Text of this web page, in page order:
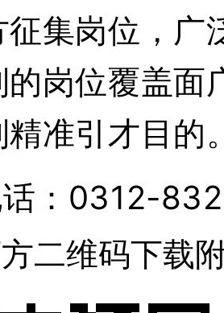
集岗位，广
岗位覆盖面
精准引才目的
： 0312-
二维码下载